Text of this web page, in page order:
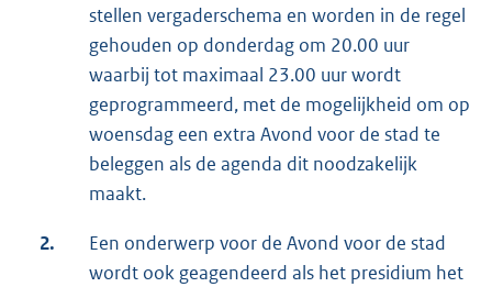
stellen vergaderschema en worden in de regel
gehouden op donderdag om 20.00 uur
waarbij tot maximaal 23.00 uur wordt
geprogrammeerd, met de mogelijkheid om op
woensdag een extra Avond voor de stad te
beleggen als de agenda dit noodzakelijk
maakt.
2.
Een onderwerp voor de Avond voor de stad
wordt ook geagendeerd als het presidium het